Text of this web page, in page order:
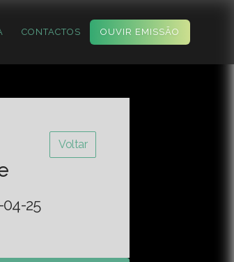
CONTACTOS OUVIR EMISSÃO
Voltar
04-25